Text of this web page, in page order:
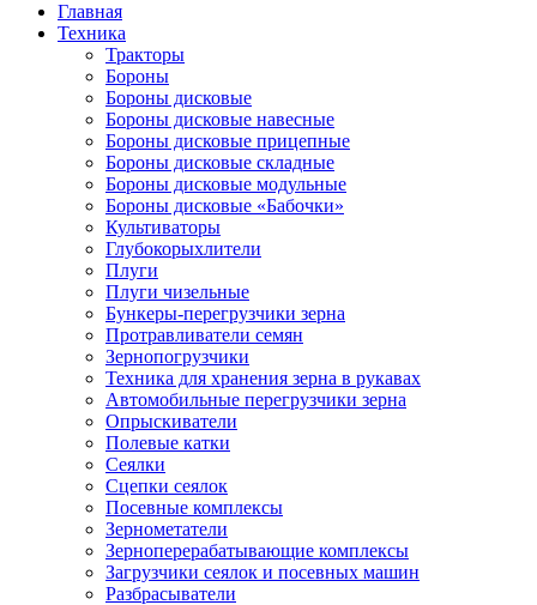
Главная
Техника
Тракторы
Бороны
Бороны дисковые
Бороны дисковые навесные
Бороны дисковые прицепные
Бороны дисковые складные
Бороны дисковые модульные
Бороны дисковые «Бабочки»
Культиваторы
Глубокорыхлители
Плуги
Плуги чизельные
Бункеры-перегрузчики зерна
Протравливатели семян
Зернопогрузчики
Техника для хранения зерна в рукавах
Автомобильные перегрузчики зерна
Опрыскиватели
Полевые катки
Сеялки
Сцепки сеялок
Посевные комплексы
Зернометатели
Зерноперерабатывающие комплексы
Загрузчики сеялок и посевных машин
Разбрасыватели